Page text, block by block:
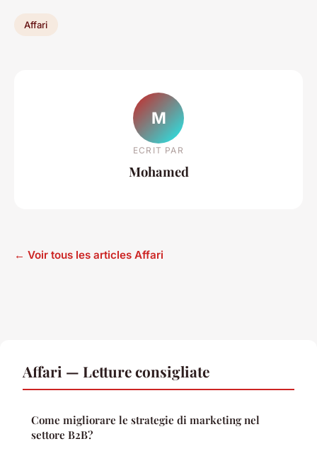
Affari
M
ECRIT PAR
Mohamed
← Voir tous les articles Affari
Affari — Letture consigliate
Come migliorare le strategie di marketing nel
settore B2B?